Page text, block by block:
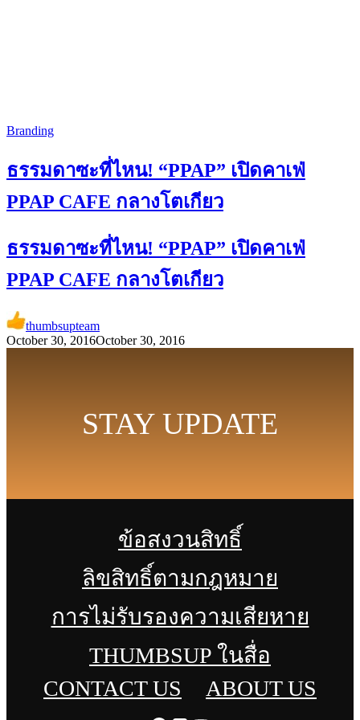
Branding
ธรรมดาซะที่ไหน! “PPAP” เปิดคาเฟ่
PPAP CAFE กลางโตเกียว
ธรรมดาซะที่ไหน! “PPAP” เปิดคาเฟ่
PPAP CAFE กลางโตเกียว
thumbsupteam
October 30, 2016October 30, 2016
STAY UPDATE
ข้อสงวนสิทธิ์
ลิขสิทธิ์ตามกฎหมาย
การไม่รับรองความเสียหาย
THUMBSUP ในสื่อ
CONTACT US
ABOUT US